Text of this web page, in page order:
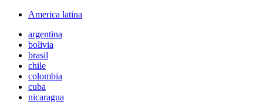
America latina
argentina
bolivia
brasil
chile
colombia
cuba
nicaragua